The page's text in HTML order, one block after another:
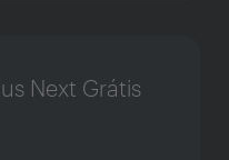
Next Grátis